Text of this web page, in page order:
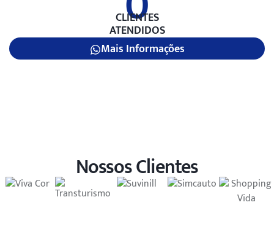
CLIENTES
ATENDIDOS
Mais Informações
Nossos Clientes